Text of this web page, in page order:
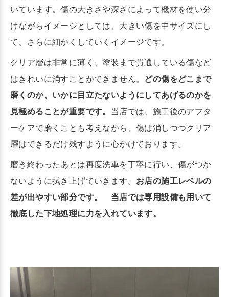
いています。傷の大きさや深さによって機材を使い分
けながらイメージとしては、大きい傷を中サイズにし
て、さらに細かくしていくイメージです。
クリア層は非常に薄く、塗装まで貫通している傷など
はきれいに消すことができません。 どの傷をどこまで
磨くのか、いかに目立たないようにしてあげるのかを
見極めることが重要です。 当店では、施工後のアフタ
ーケアで磨くことも考えながら、傷は消しつつクリア
層はできるだけ残すように心がけております。
磨き終わったあとは再度洗車を丁寧に行い、傷がつか
ないように拭き上げていきます。 お店の施工レベルの
差が出やすい部分です。 当店では専用設備も用いて
徹底した下地処理に力を入れています。